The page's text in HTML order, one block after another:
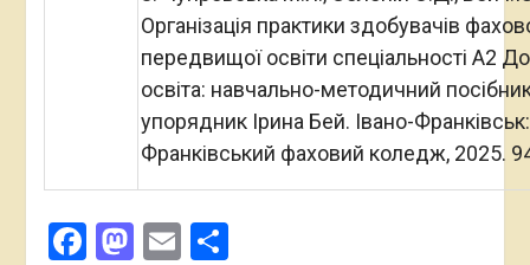
Організація практики здобувачів
передвищої освіти спеціальності А2
освіта: навчально-методичний
упорядник Ірина Бей. Івано-
Франківський фаховий коледж, 2025.
Facebook
Mastodon
EmailПоділитися